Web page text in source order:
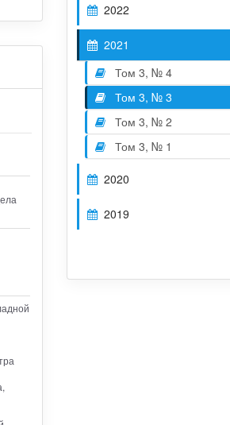
2022
2021
Том 3, № 4
Том 3, № 3
Том 3, № 2
Том 3, № 1
2020
2019